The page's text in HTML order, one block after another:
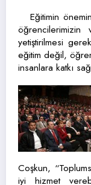
Eğitimin
yetiştirilmesi
eğitim değil,
insanlara katkı
Coşkun,
iyi hizmet